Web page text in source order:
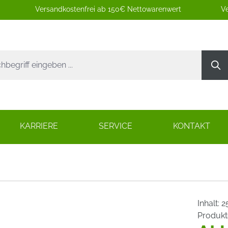
Versandkostenfrei ab 150€ Nettowarenwert
KARRIERE SERVICE KONTAKT
Inhalt: